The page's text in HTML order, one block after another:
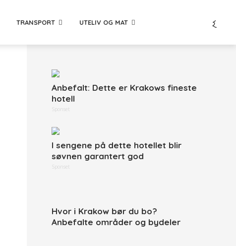
TRANSPORT UTELIV OG MAT
Anbefalt: Dette er Krakows fineste
hotell
Sponset
I sengene på dette hotellet blir
søvnen garantert god
Sponset
Hvor i Krakow bør du bo?
Anbefalte områder og bydeler